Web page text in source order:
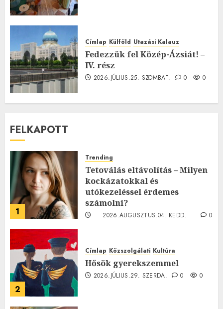
Címlap Külföld Utazási Kalauz
Fedezzük fel Közép-Ázsiát! –
IV. rész
2026.JÚLIUS.25. SZOMBAT. 0 0
FELKAPOTT
1
Trending
Tetoválás eltávolítás – Milyen
kockázatokkal és
utókezeléssel érdemes
számolni?
2026.AUGUSZTUS.04. KEDD.
0
2
Címlap Közszolgálati Kultúra
Hősök gyerekszemmel
2026.JÚLIUS.29. SZERDA. 0 0